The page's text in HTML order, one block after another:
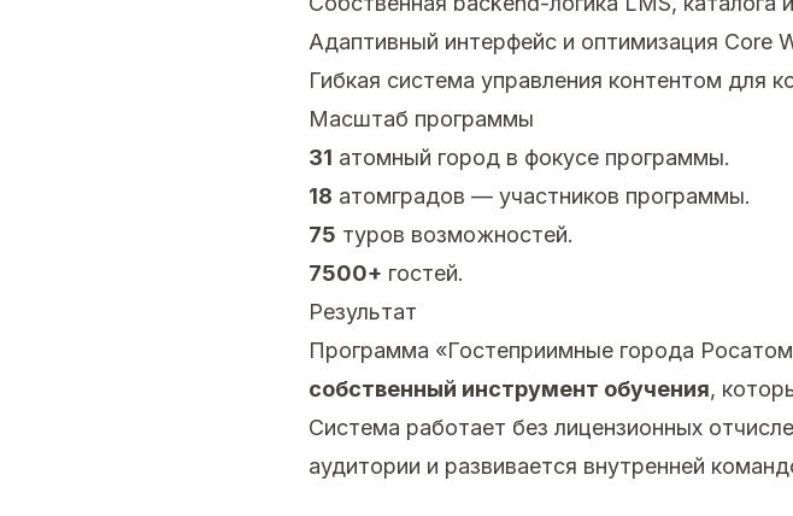
Адаптивный интерфейс и оптимизация Core
Гибкая система управления контентом для
Масштаб программы
31 атомный город в фокусе программы.
18 атомградов — участников программы.
75 туров возможностей.
7500+ гостей.
Результат
Программа «Гостеприимные города
собственный инструмент обучения,
Система работает без лицензионных
аудитории и развивается внутренней